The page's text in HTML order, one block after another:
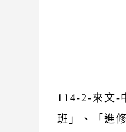
114-2-來文-
班」、「進